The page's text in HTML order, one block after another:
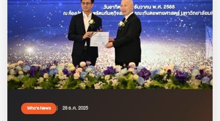
Who’s News 23 ธ.ค. 2025